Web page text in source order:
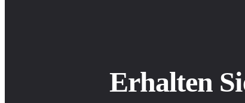
Erhalten